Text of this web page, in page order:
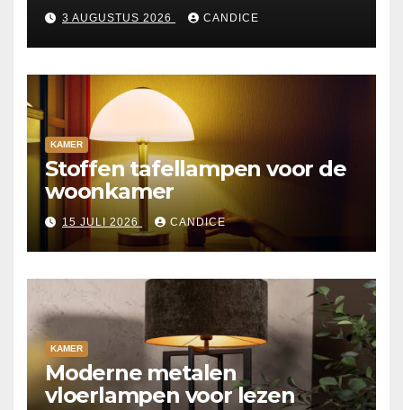
3 AUGUSTUS 2026 CANDICE
KAMER
Stoffen tafellampen voor de
woonkamer
15 JULI 2026 CANDICE
KAMER
Moderne metalen
vloerlampen voor lezen